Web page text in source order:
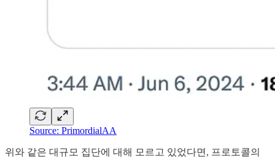
Source: PrimordialAA
위와 같은 대규모 집단에 대해 모르고 있었다면, 프로토콜의